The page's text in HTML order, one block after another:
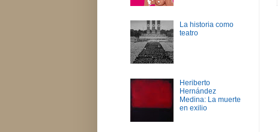
La historia como
teatro
Heriberto
Hernández
Medina: La muerte
en exilio